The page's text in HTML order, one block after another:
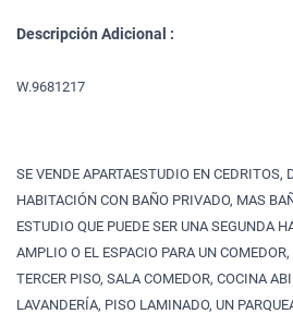
Descripción Adicional :
W.9681217
SE VENDE APARTAESTUDIO EN CEDRITOS,
HABITACIÓN CON BAÑO PRIVADO, MAS
ESTUDIO QUE PUEDE SER UNA SEGUNDA
AMPLIO O EL ESPACIO PARA UN
TERCER PISO, SALA COMEDOR, COCINA
LAVANDERÍA, PISO LAMINADO, UN